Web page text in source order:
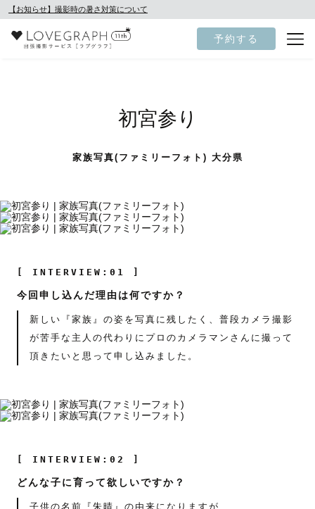
【お知らせ】撮影時の暑さ対策について
予約する
初宮参り
家族写真(ファミリーフォト) 大分県
[ INTERVIEW:01 ]
今回申し込んだ理由は何ですか？
新しい『家族』の姿を写真に残したく、普段カメラ撮影
が苦手な主人の代わりにプロのカメラマンさんに撮って
頂きたいと思って申し込みました。
[ INTERVIEW:02 ]
どんな子に育って欲しいですか？
子供の名前『朱晴』の由来になりますが